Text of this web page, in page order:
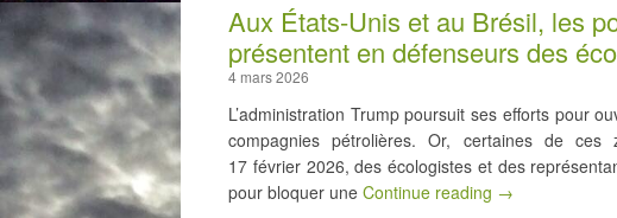
Aux États-Unis et au Brésil, les
présentent en défenseurs des
4 mars 2026
L’administration Trump poursuit ses efforts pour
compagnies pétrolières. Or, certaines de ces
17 février 2026, des écologistes et des
pour bloquer une Continue reading →